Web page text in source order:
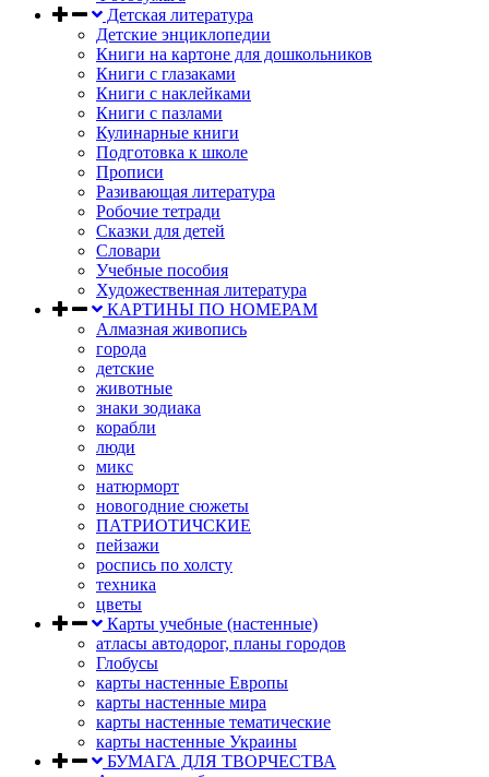
Детская литература
Детские энциклопедии
Книги на картоне для дошкольников
Книги с глазаками
Книги с наклейками
Книги с пазлами
Кулинарные книги
Подготовка к школе
Прописи
Разивающая литература
Робочие тетради
Сказки для детей
Словари
Учебные пособия
Художественная литература
КАРТИНЫ ПО НОМЕРАМ
Алмазная живопись
города
детские
животные
знаки зодиака
корабли
люди
микс
натюрморт
новогодние сюжеты
ПАТРИОТИЧСКИЕ
пейзажи
роспись по холсту
техника
цветы
Карты учебные (настенные)
атласы автодорог, планы городов
Глобусы
карты настенные Европы
карты настенные мира
карты настенные тематические
карты настенные Украины
БУМАГА ДЛЯ ТВОРЧЕСТВА